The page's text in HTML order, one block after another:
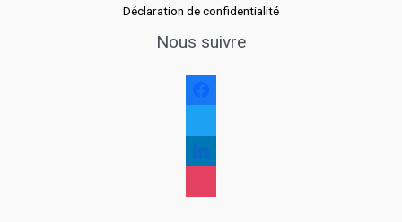
Déclaration de confidentialité
Nous suivre
facebook
twitter
linkedin
instagram